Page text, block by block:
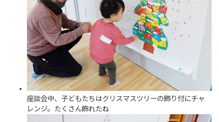
座談会中、子どもたちはクリスマスツリーの飾り付にチャ
レンジ。たくさん飾れたね